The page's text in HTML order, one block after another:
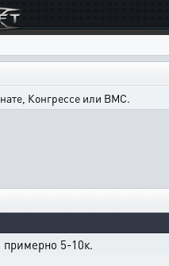
Конгрессе или ВМС.
5-10к.